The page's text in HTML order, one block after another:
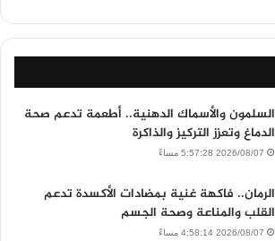
السلمون والأسماك الدهنية.. أطعمة تدعم صحة
الدماغ وتعزز التركيز والذاكرة
2026/08/07 5:57:28 مساءً
الرمان.. فاكهة غنية بمضادات الأكسدة تدعم
القلب والمناعة وصحة الجسم
2026/08/07 4:58:14 مساءً